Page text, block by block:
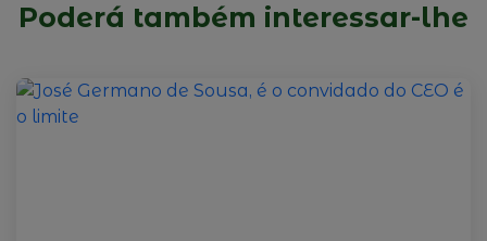
Poderá também interessar-lhe